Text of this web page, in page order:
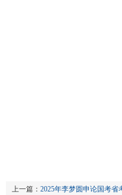
上一篇： 2025年李梦圆申论国考省